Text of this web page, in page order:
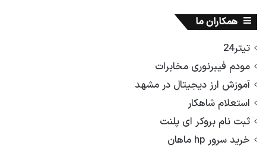
همکاران ما
تیتر24
مودم فیبرنوری مخابرات
آموزش ارز دیجیتال در مشهد
استعلام شاهکار
ثبت نام بروکر ای پلنت
خرید سرور hp ماهان